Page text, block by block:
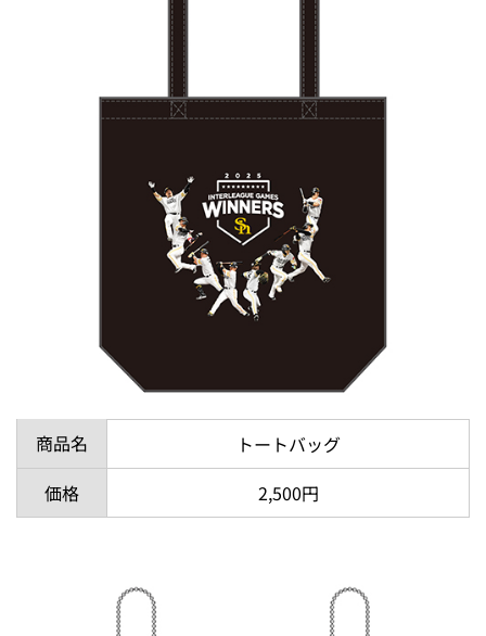
商品名
トートバッグ
価格
2,500円